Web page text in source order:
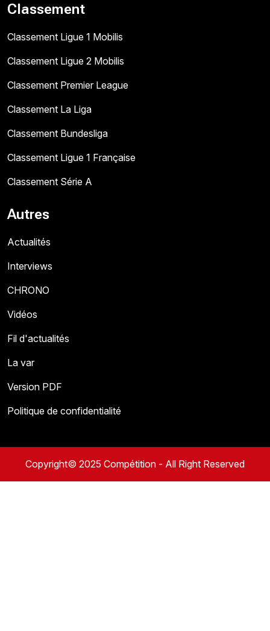
Classement
Classement Ligue 1 Mobilis
Classement Ligue 2 Mobilis
Classement Premier League
Classement La Liga
Classement Bundesliga
Classement Ligue 1 Française
Classement Série A
Autres
Actualités
Interviews
CHRONO
Vidéos
Fil d'actualités
La var
Version PDF
Politique de confidentialité
Copyright© 2025 Compétition - All Right Reserved